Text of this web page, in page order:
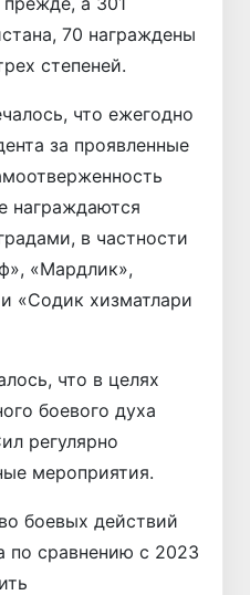
70 награждены
степеней.
что ежегодно
за проявленные
награждаются
в частности
«Мардлик»,
«Содик хизматлари
что в целях
боевого духа
регулярно
мероприятия.
боевых действий
по сравнению с 2023